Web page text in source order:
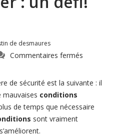
de desmaures
Commentaires fermés
:
un
de sécurité est la suivante : il
mauvaises conditions
de temps que nécessaire
sont vraiment